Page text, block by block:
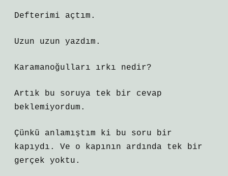
Defterimi açtım.
Uzun uzun yazdım.
Karamanoğulları ırkı nedir?
Artık bu soruya tek bir cevap
beklemiyordum.
Çünkü anlamıştım ki bu soru bir
kapıydı. Ve o kapının ardında tek bir
gerçek yoktu.